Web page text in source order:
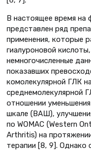
В настоящее время на
представлен ряд
применения, которые
гиалу­роновой
немногочисленные
показав­ших
комолекулярной ГЛК
среднемолекулярной
отношении
шкале (ВАШ),
по WOMAC (Western
Arthritis) на
терапии [8, 9]. Однако